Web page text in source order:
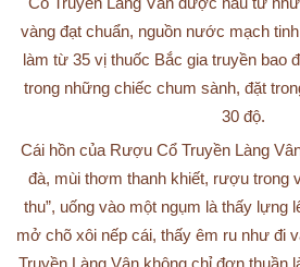
Để tiếp nối, phát triển và lưu giữ “cái
Cổ Truyền Làng Vân được nấu từ
vàng đạt chuẩn, nguồn nước mạch
làm từ 35 vị thuốc Bắc gia truyền bao
Cái hồn của Rượu Cổ Truyền Làng
đà, mùi thơm thanh khiết, rượu trong
thu”, uống vào một ngụm là thấy lựng